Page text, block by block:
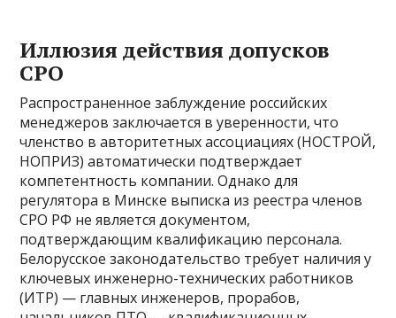
Иллюзия действия допусков
СРО
Распространенное заблуждение российских
менеджеров заключается в уверенности, что
членство в авторитетных ассоциациях (НОСТРОЙ,
НОПРИЗ) автоматически подтверждает
компетентность компании. Однако для
регулятора в Минске выписка из реестра членов
СРО РФ не является документом,
подтверждающим квалификацию персонала.
Белорусское законодательство требует наличия у
ключевых инженерно-технических работников
(ИТР) — главных инженеров, прорабов,